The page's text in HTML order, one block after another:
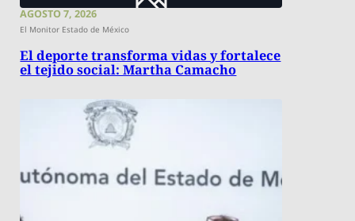
AGOSTO 7, 2026
El Monitor Estado de México
El deporte transforma vidas y fortalece
el tejido social: Martha Camacho